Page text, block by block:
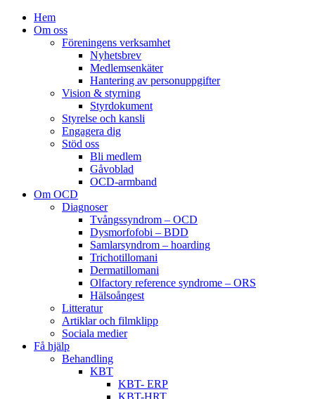
Hem
Om oss
Föreningens verksamhet
Nyhetsbrev
Medlemsenkäter
Hantering av personuppgifter
Vision & styrning
Styrdokument
Styrelse och kansli
Engagera dig
Stöd oss
Bli medlem
Gåvoblad
OCD-armband
Om OCD
Diagnoser
Tvångssyndrom – OCD
Dysmorfofobi – BDD
Samlarsyndrom – hoarding
Trichotillomani
Dermatillomani
Olfactory reference syndrome – ORS
Hälsoångest
Litteratur
Artiklar och filmklipp
Sociala medier
Få hjälp
Behandling
KBT
KBT- ERP
KBT-HRT